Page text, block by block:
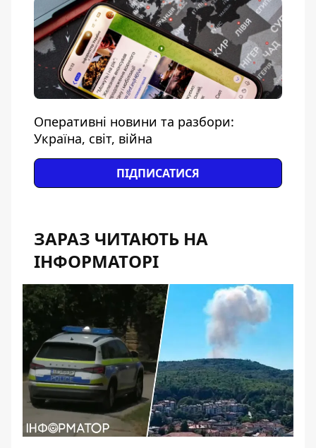
Оперативні новини та разбори:
Україна, світ, війна
ПІДПИСАТИСЯ
ЗАРАЗ ЧИТАЮТЬ НА
ІНФОРМАТОРІ